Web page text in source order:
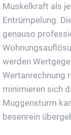
Muskelkraft als
Entrümpelung.
genauso
werden
Wertanrechnung
minimieren sich
Muggensturm
besenrein